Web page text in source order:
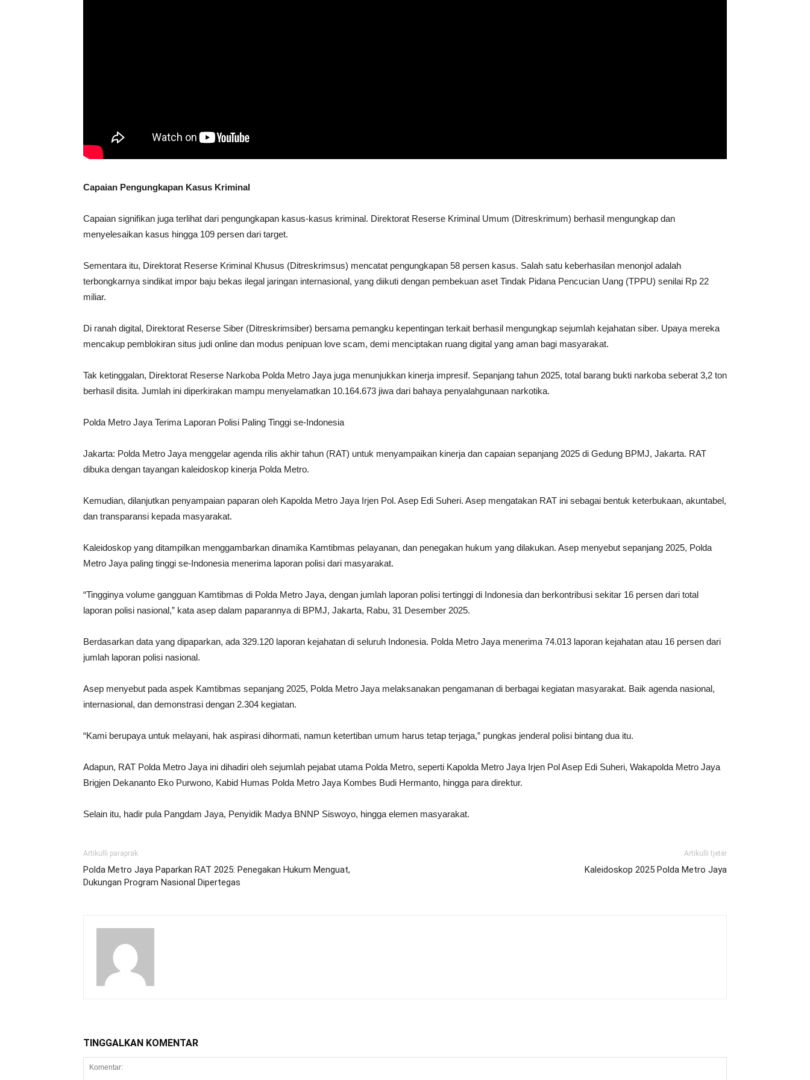
Capaian Pengungkapan Kasus Kriminal
Capaian signifikan juga terlihat dari pengungkapan kasus-kasus kriminal. Direktorat Reserse Kriminal Umum (Ditreskrimum) berhasil mengungkap dan
menyelesaikan kasus hingga 109 persen dari target.
Sementara itu, Direktorat Reserse Kriminal Khusus (Ditreskrimsus) mencatat pengungkapan 58 persen kasus. Salah satu keberhasilan menonjol adalah
terbongkarnya sindikat impor baju bekas ilegal jaringan internasional, yang diikuti dengan pembekuan aset Tindak Pidana Pencucian Uang (TPPU) senilai Rp 22
miliar.
Di ranah digital, Direktorat Reserse Siber (Ditreskrimsiber) bersama pemangku kepentingan terkait berhasil mengungkap sejumlah kejahatan siber. Upaya mereka
mencakup pemblokiran situs judi online dan modus penipuan love scam, demi menciptakan ruang digital yang aman bagi masyarakat.
Tak ketinggalan, Direktorat Reserse Narkoba Polda Metro Jaya juga menunjukkan kinerja impresif. Sepanjang tahun 2025, total barang bukti narkoba seberat 3,2 ton
berhasil disita. Jumlah ini diperkirakan mampu menyelamatkan 10.164.673 jiwa dari bahaya penyalahgunaan narkotika.
Polda Metro Jaya Terima Laporan Polisi Paling Tinggi se-Indonesia
Jakarta: Polda Metro Jaya menggelar agenda rilis akhir tahun (RAT) untuk menyampaikan kinerja dan capaian sepanjang 2025 di Gedung BPMJ, Jakarta. RAT
dibuka dengan tayangan kaleidoskop kinerja Polda Metro.
Kemudian, dilanjutkan penyampaian paparan oleh Kapolda Metro Jaya Irjen Pol. Asep Edi Suheri. Asep mengatakan RAT ini sebagai bentuk keterbukaan, akuntabel,
dan transparansi kepada masyarakat.
Kaleidoskop yang ditampilkan menggambarkan dinamika Kamtibmas pelayanan, dan penegakan hukum yang dilakukan. Asep menyebut sepanjang 2025, Polda
Metro Jaya paling tinggi se-Indonesia menerima laporan polisi dari masyarakat.
“Tingginya volume gangguan Kamtibmas di Polda Metro Jaya, dengan jumlah laporan polisi tertinggi di Indonesia dan berkontribusi sekitar 16 persen dari total
laporan polisi nasional,” kata asep dalam paparannya di BPMJ, Jakarta, Rabu, 31 Desember 2025.
Berdasarkan data yang dipaparkan, ada 329.120 laporan kejahatan di seluruh Indonesia. Polda Metro Jaya menerima 74.013 laporan kejahatan atau 16 persen dari
jumlah laporan polisi nasional.
Asep menyebut pada aspek Kamtibmas sepanjang 2025, Polda Metro Jaya melaksanakan pengamanan di berbagai kegiatan masyarakat. Baik agenda nasional,
internasional, dan demonstrasi dengan 2.304 kegiatan.
“Kami berupaya untuk melayani, hak aspirasi dihormati, namun ketertiban umum harus tetap terjaga,” pungkas jenderal polisi bintang dua itu.
Adapun, RAT Polda Metro Jaya ini dihadiri oleh sejumlah pejabat utama Polda Metro, seperti Kapolda Metro Jaya Irjen Pol Asep Edi Suheri, Wakapolda Metro Jaya
Brigjen Dekananto Eko Purwono, Kabid Humas Polda Metro Jaya Kombes Budi Hermanto, hingga para direktur.
Selain itu, hadir pula Pangdam Jaya, Penyidik Madya BNNP Siswoyo, hingga elemen masyarakat.
Artikulli paraprak
Polda Metro Jaya Paparkan RAT 2025: Penegakan Hukum Menguat,
Dukungan Program Nasional Dipertegas
Artikulli tjetër
Kaleidoskop 2025 Polda Metro Jaya
TINGGALKAN KOMENTAR